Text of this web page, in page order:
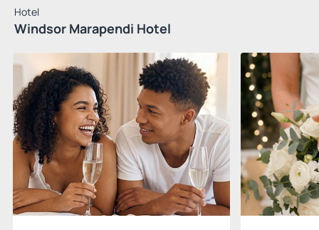
Hotel
Windsor Marapendi Hotel